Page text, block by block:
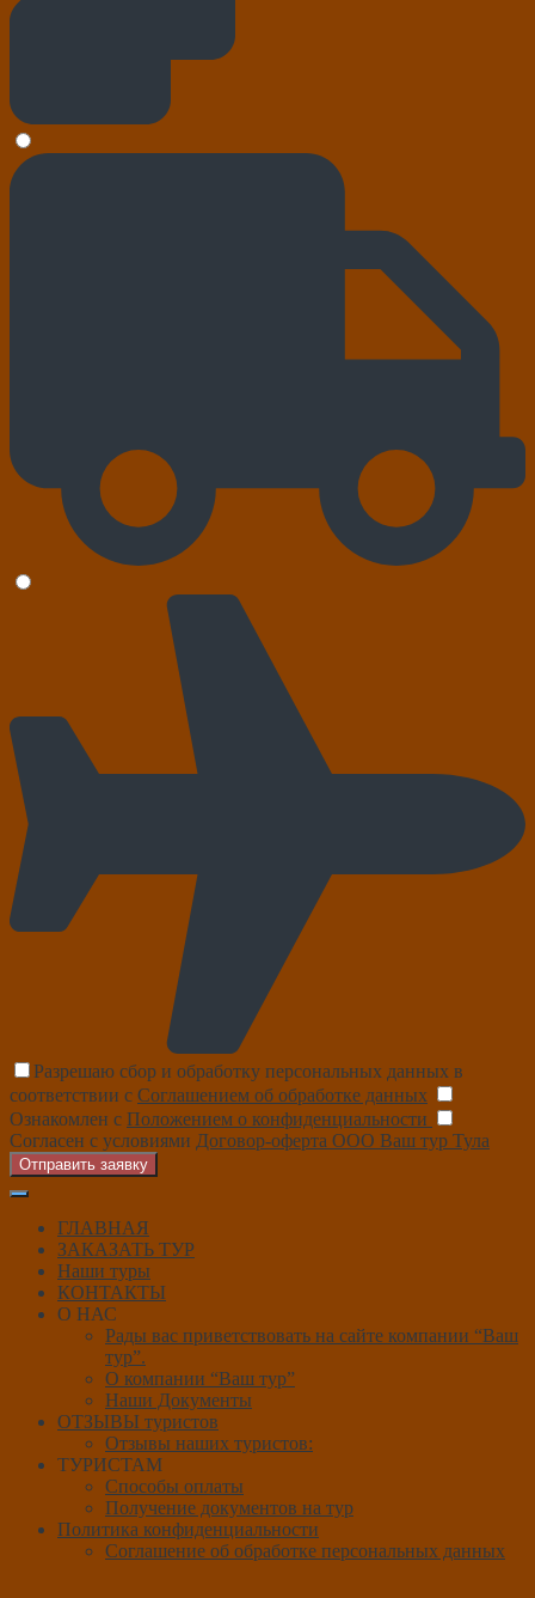
Разрешаю сбор и обработку персональных данных в
соответствии с Соглашением об обработке данных
Ознакомлен с Положением о конфиденциальности
Согласен с условиями Договор-оферта ООО Ваш тур Тула
Отправить заявку
ГЛАВНАЯ
ЗАКАЗАТЬ ТУР
Наши туры
КОНТАКТЫ
О НАС
Рады вас приветствовать на сайте компании “Ваш
тур”.
О компании “Ваш тур”
Наши Документы
ОТЗЫВЫ туристов
Отзывы наших туристов:
ТУРИСТАМ
Способы оплаты
Получение документов на тур
Политика конфиденциальности
Соглашение об обработке персональных данных